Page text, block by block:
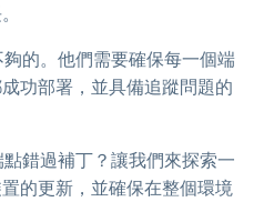
的。他們需要確保每一個端
功部署，並具備追蹤問題的
錯過補丁？讓我們來探索一
的更新，並確保在整個環境